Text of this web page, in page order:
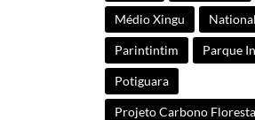
Médio Xingu
Parintintim Parque
Potiguara
Projeto Carbono